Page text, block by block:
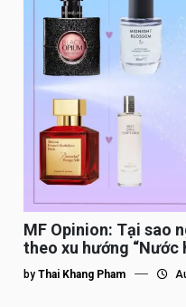
MF Opinion: Tại sao
theo xu hướng “Nước
by Thai Khang Pham